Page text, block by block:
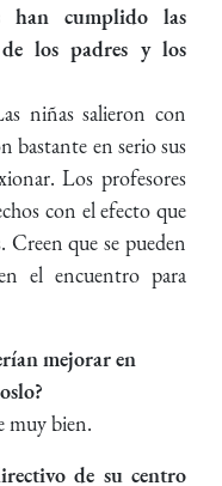
han cumplido las
los padres y los
niñas salieron con
bastante en serio sus
Los profesores
con el efecto que
que se pueden
el encuentro para
mejorar en
muy bien.
de su centro